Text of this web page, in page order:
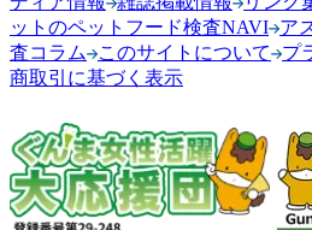
ットのペットフード検査NAVI ア
査コラム
このサイトについて プ
商取引に基づく表示